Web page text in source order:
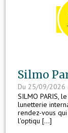
Silmo
Du 25/09/
SILMO PARIS,
lunetterie
rendez-vous
l'optiqu [...]